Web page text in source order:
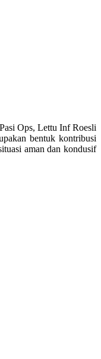
Ops, Lettu Inf Roesli
bentuk kontribusi
aman dan kondusif